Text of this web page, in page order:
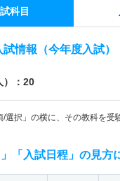
科目
情報（今年度入試）
）：20
選択」の横に、その教科を受
」「入試日程」の見方